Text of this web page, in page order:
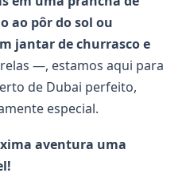
ao pôr do sol ou
jantar de churrasco e
—, estamos aqui para
de Dubai perfeito,
especial.
aventura uma